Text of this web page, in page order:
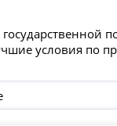
условия по
на
срок
до 0 рублей.